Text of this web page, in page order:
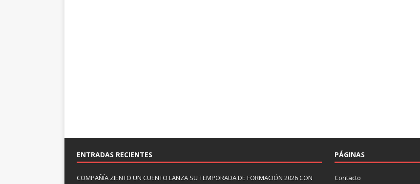
ENTRADAS RECIENTES
COMPAÑÍA ZIENTO UN CUENTO LANZA SU TEMPORADA DE FORMACIÓN 2026 CON
PÁGINAS
Contacto